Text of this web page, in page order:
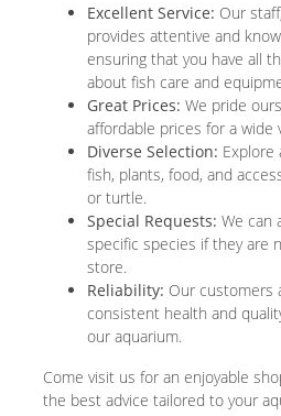
Excellent Service: Our
provides attentive and
ensuring that you have all
about fish care and
Great Prices: We pride
affordable prices for a wide
Diverse Selection: Explore
fish, plants, food, and
or turtle.
Special Requests: We can
specific species if they are
store.
Reliability: Our customers
consistent health and
our aquarium.
Come visit us for an enjoyable
the best advice tailored to your